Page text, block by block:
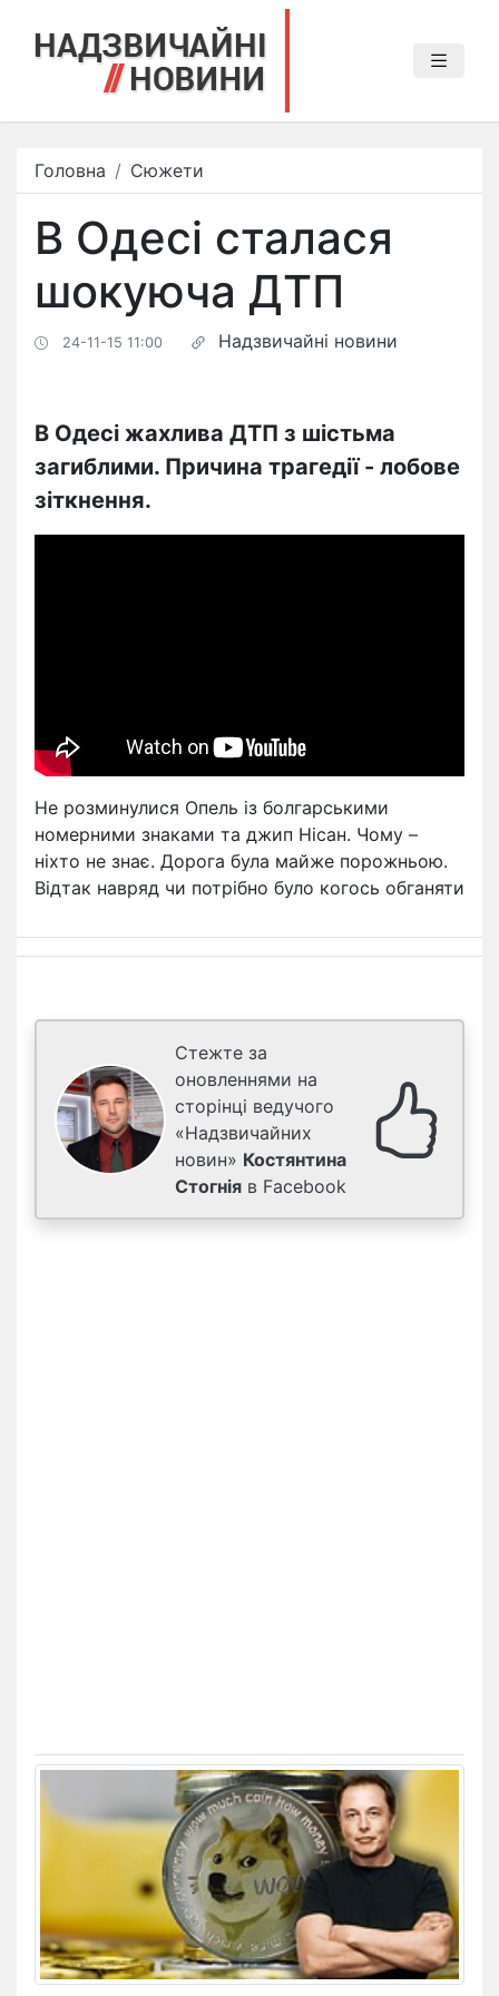
Головна Сюжети
В Одесі сталася
шокуюча ДТП
24-11-15 11:00 Надзвичайні новини
В Одесі жахлива ДТП з шістьма
загиблими. Причина трагедії - лобове
зіткнення.
Не розминулися Опель із болгарськими
номерними знаками та джип Нісан. Чому –
ніхто не знає. Дорога була майже порожньою.
Відтак навряд чи потрібно було когось обганяти
Стежте за
оновленнями на
сторінці ведучого
«Надзвичайних
новин» Костянтина
Стогнія в Facebook